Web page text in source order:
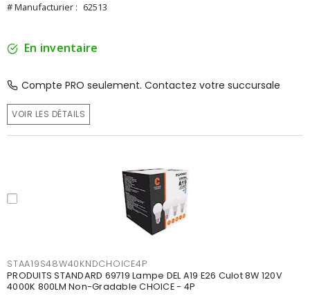
# Manufacturier : 62513
En inventaire
Compte PRO seulement. Contactez votre succursale
VOIR LES DÉTAILS
STAA19S48W40KNDCHOICE4P
PRODUITS STANDARD 69719 Lampe DEL A19 E26 Culot 8W 120V
4000K 800LM Non-Gradable CHOICE - 4P